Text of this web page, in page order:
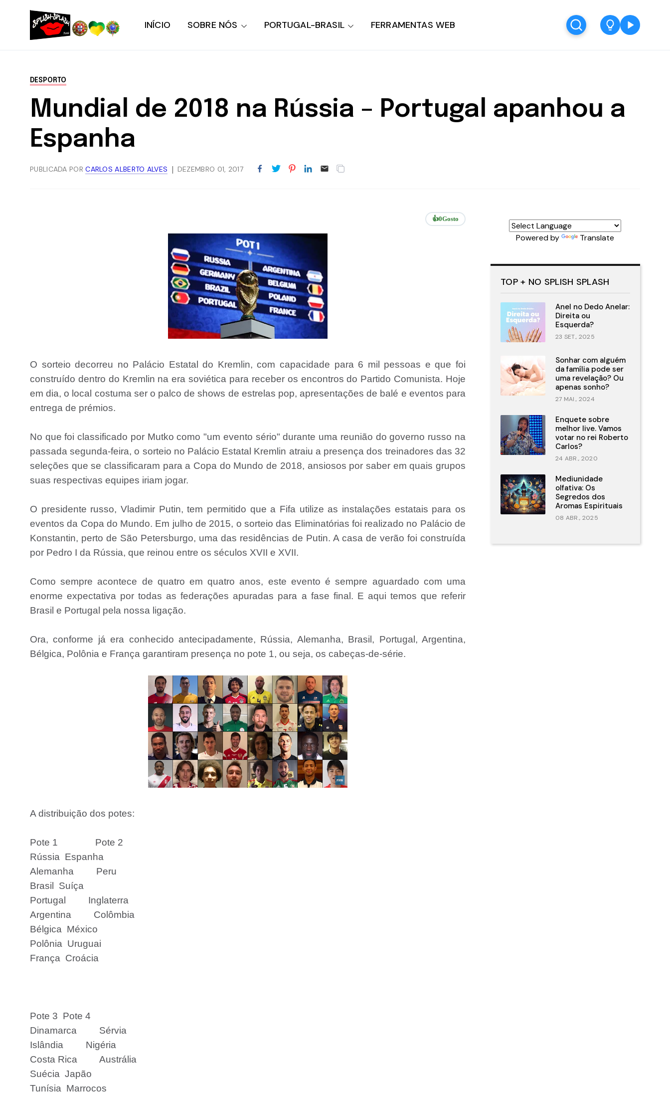
INÍCIO SOBRE NÓS PORTUGAL-BRASIL FERRAMENTAS WEB
DESPORTO
Mundial de 2018 na Rússia – Portugal apanhou a
Espanha
PUBLICADA PORCARLOS ALBERTO ALVES DEZEMBRO 01, 2017
👍0Gosto
O sorteio decorreu no Palácio Estatal do Kremlin, com capacidade para 6 mil pessoas e que foi
construído dentro do Kremlin na era soviética para receber os encontros do Partido Comunista. Hoje
em dia, o local costuma ser o palco de shows de estrelas pop, apresentações de balé e eventos para
entrega de prémios.
No que foi classificado por Mutko como "um evento sério" durante uma reunião do governo russo na
passada segunda-feira, o sorteio no Palácio Estatal Kremlin atraiu a presença dos treinadores das 32
seleções que se classificaram para a Copa do Mundo de 2018, ansiosos por saber em quais grupos
suas respectivas equipes iriam jogar.
O presidente russo, Vladimir Putin, tem permitido que a Fifa utilize as instalações estatais para os
eventos da Copa do Mundo. Em julho de 2015, o sorteio das Eliminatórias foi realizado no Palácio de
Konstantin, perto de São Petersburgo, uma das residências de Putin. A casa de verão foi construída
por Pedro I da Rússia, que reinou entre os séculos XVII e XVII.
Como sempre acontece de quatro em quatro anos, este evento é sempre aguardado com uma
enorme expectativa por todas as federações apuradas para a fase final. E aqui temos que referir
Brasil e Portugal pela nossa ligação.
Ora, conforme já era conhecido antecipadamente, Rússia, Alemanha, Brasil, Portugal, Argentina,
Bélgica, Polônia e França garantiram presença no pote 1, ou seja, os cabeças-de-série.
A distribuição dos potes:
Pote 1 Pote 2
Rússia Espanha
Alemanha
Peru
Brasil
Suíça
Portugal
Inglaterra
Argentina
Colômbia
Bélgica México
Polônia Uruguai
França Croácia
Pote 3 Pote 4
Dinamarca
Sérvia
Islândia
Nigéria
Costa Rica
Austrália
Suécia Japão
Tunísia Marrocos
Powered by Translate
TOP + NO SPLISH SPLASH
Anel no Dedo Anelar:
Direita ou
Esquerda?
23 SET., 2025
Sonhar com alguém
da família pode ser
uma revelação? Ou
apenas sonho?
27 MAI., 2024
Enquete sobre
melhor live. Vamos
votar no rei Roberto
Carlos?
24 ABR., 2020
Mediunidade
olfativa: Os
Segredos dos
Aromas Espirituais
08 ABR., 2025